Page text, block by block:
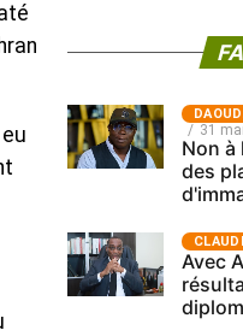
31
Non
des
Avec